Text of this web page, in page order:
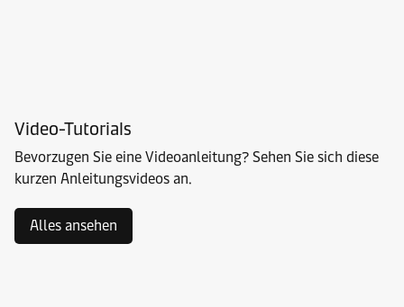
Video-Tutorials
Bevorzugen Sie eine Videoanleitung? Sehen Sie sich diese
kurzen Anleitungsvideos an.
Alles ansehen